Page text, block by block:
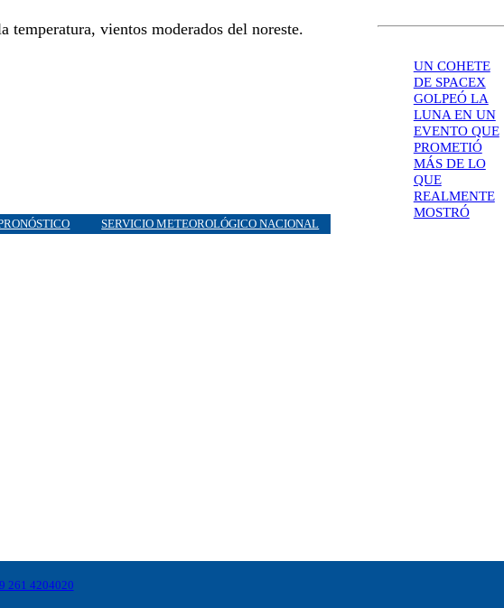
temperatura, vientos moderados del noreste.
SERVICIO METEOROLÓGICO NACIONAL
UN COHETE
DE SPACEX
GOLPEÓ LA
LUNA EN UN
EVENTO QUE
PROMETIÓ
MÁS DE LO
QUE
REALMENTE
MOSTRÓ
261 4204020